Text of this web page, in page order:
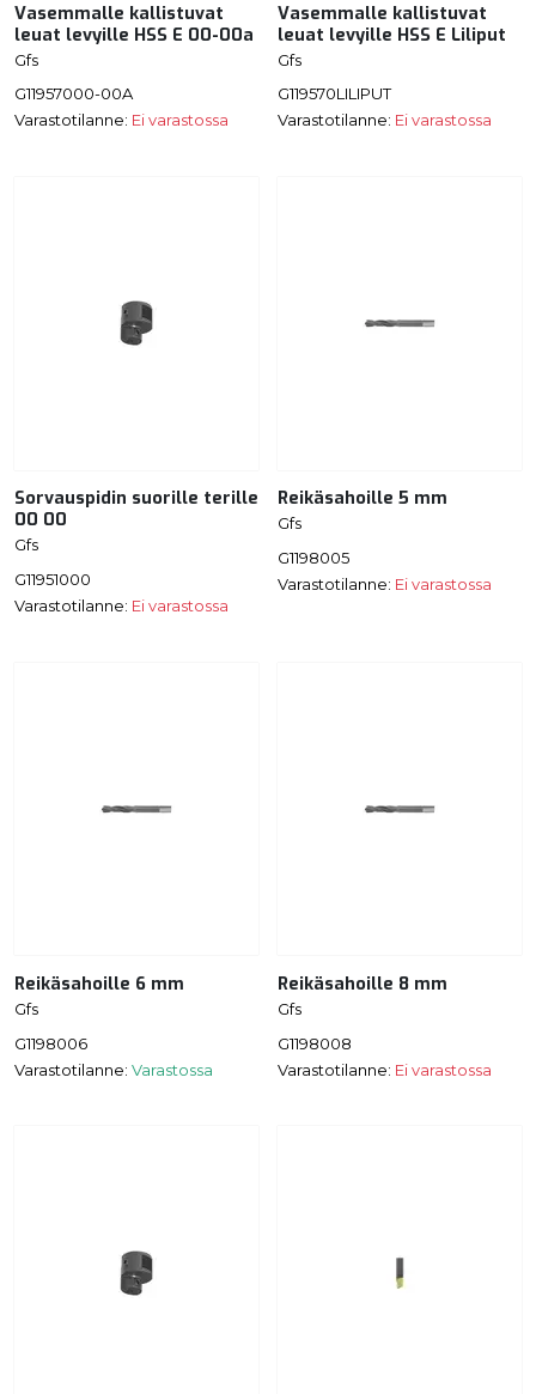
Vasemmalle kallistuvat
leuat levyille HSS E 00-00a
Gfs
G11957000-00A
Varastotilanne: Ei varastossa
Vasemmalle kallistuvat
leuat levyille HSS E Liliput
Gfs
G119570LILIPUT
Varastotilanne: Ei varastossa
Sorvauspidin suorille terille
00 00
Gfs
G11951000
Varastotilanne: Ei varastossa
Reikäsahoille 5 mm
Gfs
G1198005
Varastotilanne: Ei varastossa
Reikäsahoille 6 mm
Gfs
G1198006
Varastotilanne: Varastossa
Reikäsahoille 8 mm
Gfs
G1198008
Varastotilanne: Ei varastossa